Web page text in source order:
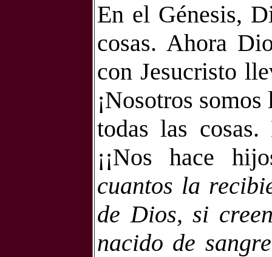
En el Génesis,
cosas. Ahora
con Jesucristo
¡Nosotros
todas las
¡¡Nos hace
cuantos la
de Dios, si
nacido de